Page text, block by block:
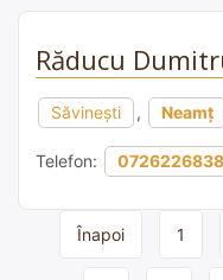
Răducu
Săvinești , Neamț
Telefon:
Page
Înapoi 1